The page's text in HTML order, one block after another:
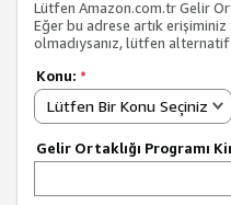
Lütfen Amazon.com.tr Gelir
Eğer bu adrese artık
olmadıysanız, lütfen
Konu: *
Lütfen Bir Konu Seçiniz
Gelir Ortaklığı Programı